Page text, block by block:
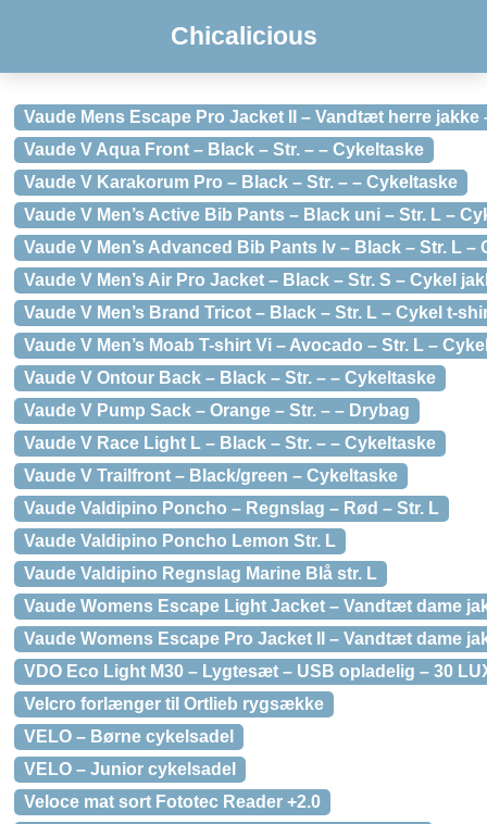
Chicalicious
Vaude Mens Escape Pro Jacket II – Vandtæt herre jakke
Vaude V Aqua Front – Black – Str. – – Cykeltaske
Vaude V Karakorum Pro – Black – Str. – – Cykeltaske
Vaude V Men’s Active Bib Pants – Black uni – Str. L –
Vaude V Men’s Advanced Bib Pants Iv – Black – Str. L –
Vaude V Men’s Air Pro Jacket – Black – Str. S – Cykel
Vaude V Men’s Brand Tricot – Black – Str. L – Cykel t-
Vaude V Men’s Moab T-shirt Vi – Avocado – Str. L –
Vaude V Ontour Back – Black – Str. – – Cykeltaske
Vaude V Pump Sack – Orange – Str. – – Drybag
Vaude V Race Light L – Black – Str. – – Cykeltaske
Vaude V Trailfront – Black/green – Cykeltaske
Vaude Valdipino Poncho – Regnslag – Rød – Str. L
Vaude Valdipino Poncho Lemon Str. L
Vaude Valdipino Regnslag Marine Blå str. L
Vaude Womens Escape Light Jacket – Vandtæt dame
Vaude Womens Escape Pro Jacket II – Vandtæt dame
VDO Eco Light M30 – Lygtesæt – USB opladelig – 30
Velcro forlænger til Ortlieb rygsække
VELO – Børne cykelsadel
VELO – Junior cykelsadel
Veloce mat sort Fototec Reader +2.0